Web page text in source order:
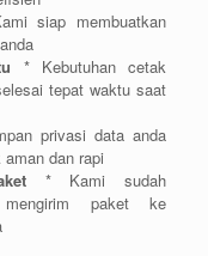
siap membuatkan
* Kebutuhan cetak
tepat waktu saat
privasi data anda
dan rapi
* Kami sudah
mengirim paket ke